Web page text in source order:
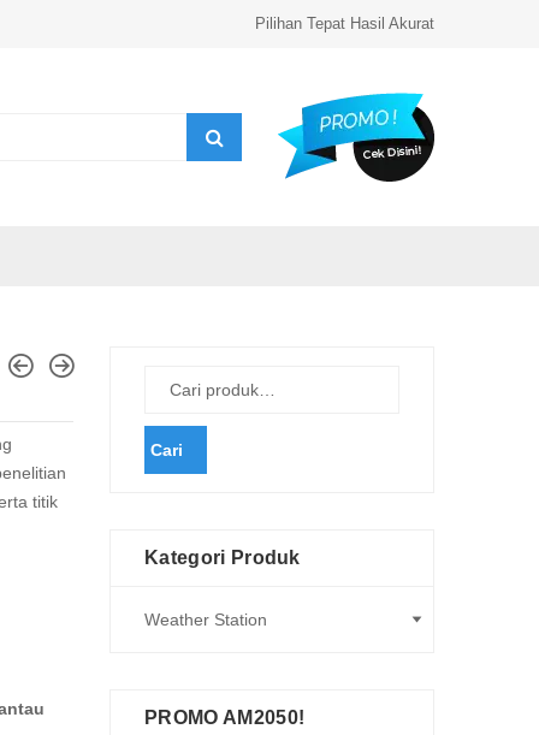
Pilihan Tepat Hasil Akurat
titik
Cari
Kategori Produk
PROMO AM2050!